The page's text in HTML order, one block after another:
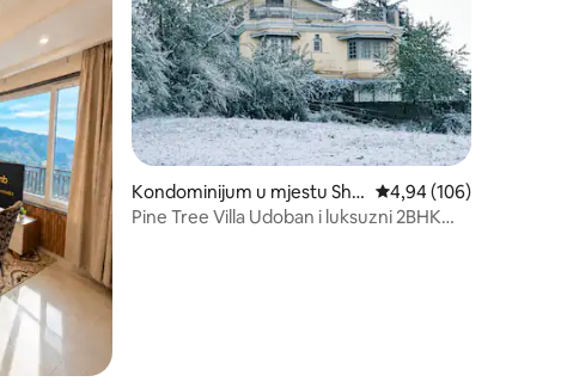
Kondominijum u mjestu Shi
mla
prosječna ocjena 4,94
4,94 (106)
Pine Tree Villa Udoban i luksuzni 2BHK